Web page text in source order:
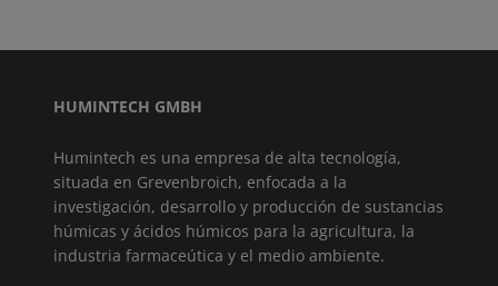
HUMINTECH GMBH
Humintech es una empresa de alta tecnología,
situada en Grevenbroich, enfocada a la
investigación, desarrollo y producción de sustancias
húmicas y ácidos húmicos para la agricultura, la
industria farmaceútica y el medio ambiente.